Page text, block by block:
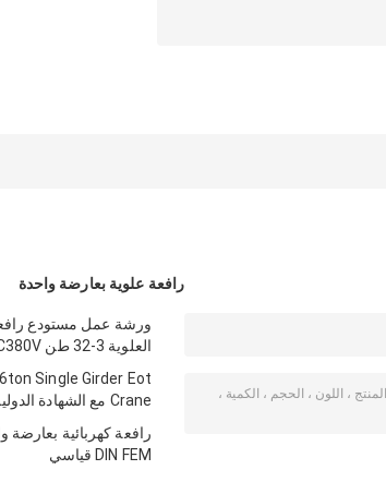
رافعة علوية بعارضة واحدة
ورشة عمل مستودع
العلوية 3-32 طن AC380V
Single Girder Eot
Crane مع الشهادة الدولية
DIN FEM قياسي